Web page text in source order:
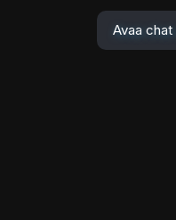
Avaa